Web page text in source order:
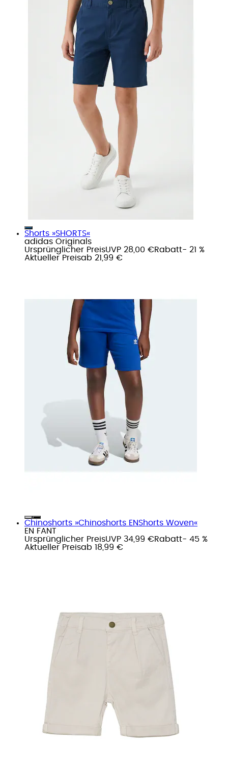
Shorts »SHORTS«
adidas Originals
Ursprünglicher PreisUVP 28,00 €Rabatt- 21 %
Aktueller Preisab 21,99 €
Chinoshorts »Chinoshorts ENShorts Woven«
EN FANT
Ursprünglicher PreisUVP 34,99 €Rabatt- 45 %
Aktueller Preisab 18,99 €